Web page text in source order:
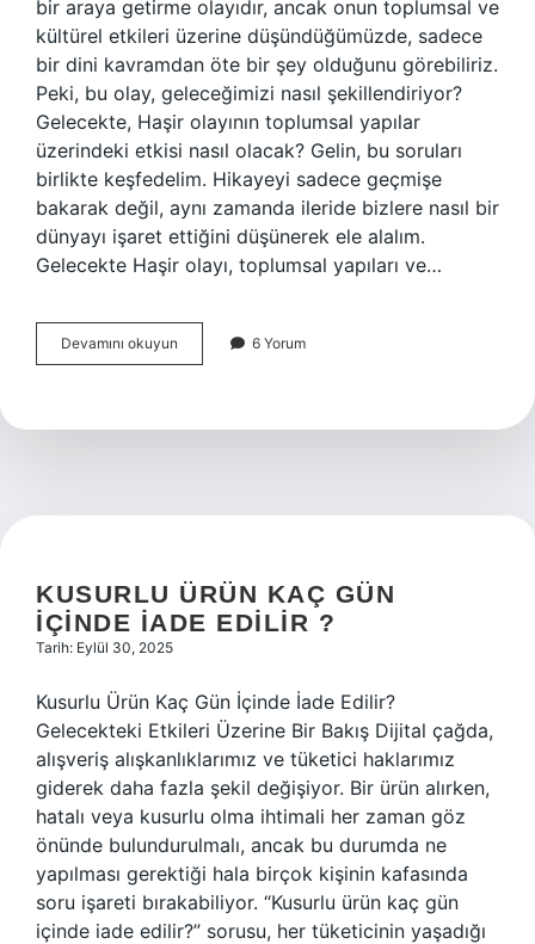
bir araya getirme olayıdır, ancak onun toplumsal ve
kültürel etkileri üzerine düşündüğümüzde, sadece
bir dini kavramdan öte bir şey olduğunu görebiliriz.
Peki, bu olay, geleceğimizi nasıl şekillendiriyor?
Gelecekte, Haşir olayının toplumsal yapılar
üzerindeki etkisi nasıl olacak? Gelin, bu soruları
birlikte keşfedelim. Hikayeyi sadece geçmişe
bakarak değil, aynı zamanda ileride bizlere nasıl bir
dünyayı işaret ettiğini düşünerek ele alalım.
Gelecekte Haşir olayı, toplumsal yapıları ve…
Devamını okuyun
olayı
6 Yorum
KUSURLU ÜRÜN KAÇ GÜN
IÇINDE IADE EDILIR ?
Tarih: Eylül 30, 2025
Kusurlu Ürün Kaç Gün İçinde İade Edilir?
Gelecekteki Etkileri Üzerine Bir Bakış Dijital çağda,
alışveriş alışkanlıklarımız ve tüketici haklarımız
giderek daha fazla şekil değişiyor. Bir ürün alırken,
hatalı veya kusurlu olma ihtimali her zaman göz
önünde bulundurulmalı, ancak bu durumda ne
yapılması gerektiği hala birçok kişinin kafasında
soru işareti bırakabiliyor. “Kusurlu ürün kaç gün
içinde iade edilir?” sorusu, her tüketicinin yaşadığı